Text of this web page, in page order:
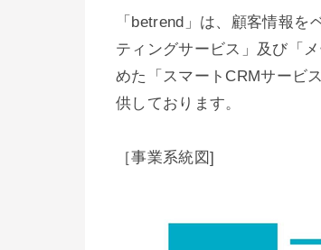
「betrend」は、顧客情報
ティングサービス」及び「
めた「スマートCRMサービ
供しております。
［事業系統図]